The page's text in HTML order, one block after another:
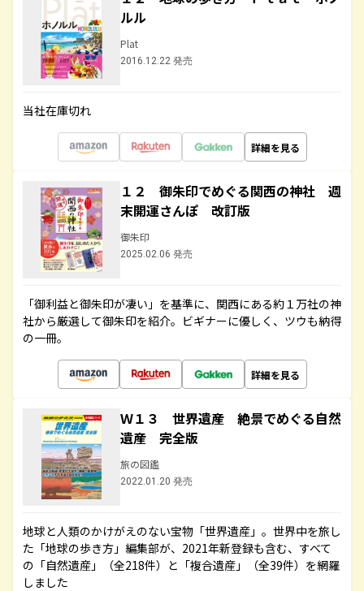
ルル
Plat
2016.12.22 発売
当社在庫切れ
詳細を見る
１２ 御朱印でめぐる関西の神社 週
末開運さんぽ 改訂版
御朱印
2025.02.06 発売
「御利益と御朱印が凄い」を基準に、関西にある約１万社の神
社から厳選して御朱印を紹介。ビギナーに優しく、ツウも納得
の一冊。
詳細を見る
Ｗ１３ 世界遺産 絶景でめぐる自然
遺産 完全版
旅の図鑑
2022.01.20 発売
地球と人類のかけがえのない宝物「世界遺産」。世界中を旅し
た「地球の歩き方」編集部が、2021年新登録も含む、すべて
の「自然遺産」（全218件）と「複合遺産」（全39件）を網羅
しました